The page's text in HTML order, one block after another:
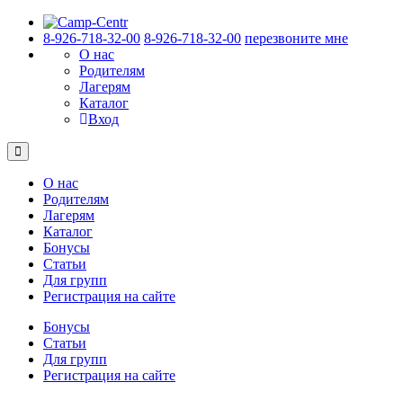
8-926-718-32-00 8-926-718-32-00 перезвоните мне
О нас
Родителям
Лагерям
Каталог
Вход
О нас
Родителям
Лагерям
Каталог
Бонусы
Статьи
Для групп
Регистрация на сайте
Бонусы
Статьи
Для групп
Регистрация на сайте